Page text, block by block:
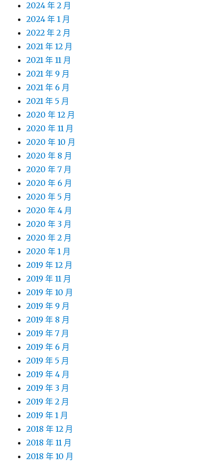
2024 年 2 月
2024 年 1 月
2022 年 2 月
2021 年 12 月
2021 年 11 月
2021 年 9 月
2021 年 6 月
2021 年 5 月
2020 年 12 月
2020 年 11 月
2020 年 10 月
2020 年 8 月
2020 年 7 月
2020 年 6 月
2020 年 5 月
2020 年 4 月
2020 年 3 月
2020 年 2 月
2020 年 1 月
2019 年 12 月
2019 年 11 月
2019 年 10 月
2019 年 9 月
2019 年 8 月
2019 年 7 月
2019 年 6 月
2019 年 5 月
2019 年 4 月
2019 年 3 月
2019 年 2 月
2019 年 1 月
2018 年 12 月
2018 年 11 月
2018 年 10 月